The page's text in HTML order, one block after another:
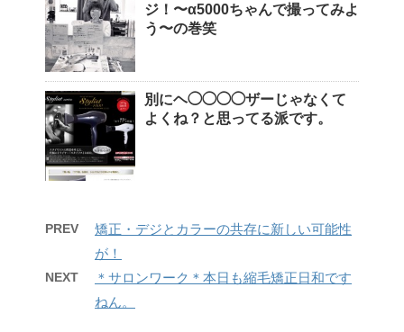
ジ！〜α5000ちゃんで撮ってみよ
う〜の巻笑
別にヘ◯◯◯◯ザーじゃなくて
よくね？と思ってる派です。
PREV
矯正・デジとカラーの共存に新しい可能性
が！
NEXT
＊サロンワーク＊本日も縮毛矯正日和です
ねん。